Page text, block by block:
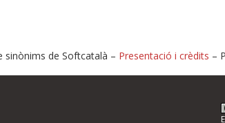
nos millores o
sinònims de Softcatalà – Presentació i crèdits –